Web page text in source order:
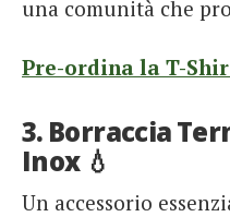
una comunità che
Pre-ordina la T-
3. Borraccia
Inox 💧
Un accessorio